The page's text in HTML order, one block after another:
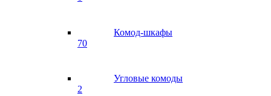
Комод-шкафы
70
Угловые комоды
2